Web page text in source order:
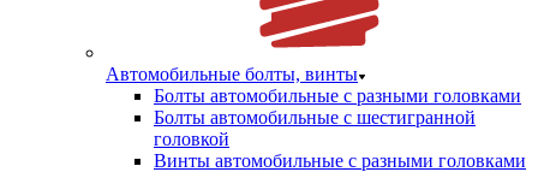
Автомобильные болты, винты
Болты автомобильные с разными головками
Болты автомобильные с шестигранной
головкой
Винты автомобильные с разными головками